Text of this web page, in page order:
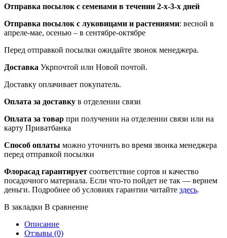
Отправка посылок с семенами в течении 2-х-3-х дней
Отправка посылок с луковицами и растениями: весной в
апреле-мае, осенью – в сентябре-октябре
Перед отправкой посылки ожидайте звонок менеджера.
Доставка Укрпочтой или Новой почтой.
Доставку оплачивает покупатель.
Оплата за доставку в отделении связи
Оплата за товар при получении на отделении связи или на
карту Приватбанка
Способ оплаты можно уточнить во время звонка менеджера
перед отправкой посылки
Флорасад гарантирует соответствие сортов и качество
посадочного материала. Если что-то пойдет не так — вернем
деньги. Подробнее об условиях гарантии читайте здесь.
В закладки В сравнение
Описание
Отзывы (0)